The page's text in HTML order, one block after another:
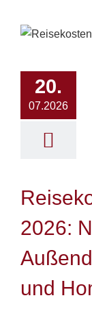
20.
07.2026
2026:
und